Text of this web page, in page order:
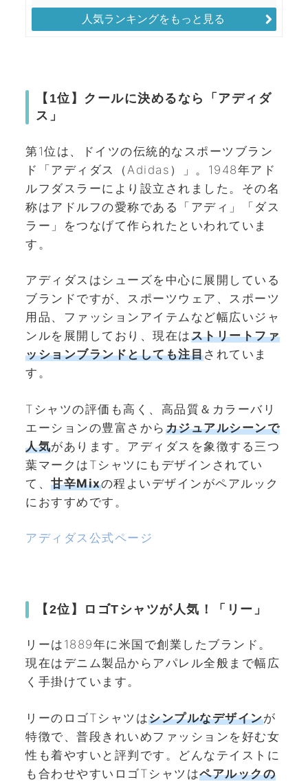
人気ランキングをもっと見る
【1位】クールに決めるなら「アディダ
ス」
第1位は、ドイツの伝統的なスポーツブラン
ド「アディダス（Adidas）」。1948年アド
ルフダスラーにより設立されました。その名
称はアドルフの愛称である「アディ」「ダス
ラー」をつなげて作られたといわれていま
す。
アディダスはシューズを中心に展開している
ブランドですが、スポーツウェア、スポーツ
用品、ファッションアイテムなど幅広いジャ
ンルを展開しており、現在はストリートファ
ッションブランドとしても注目されていま
す。
Tシャツの評価も高く、高品質＆カラーバリ
エーションの豊富さから カジュアルシーンで
人気があります。アディダスを象徴する三つ
葉マークはTシャツにもデザインされてい
て、 甘辛Mixの程よいデザインがペアルック
におすすめです。
アディダス公式ページ
【2位】ロゴTシャツが人気！「リー」
リーは1889年に米国で創業したブランド。
現在はデニム製品からアパレル全般まで幅広
く手掛けています。
リーのロゴTシャツはシンプルなデザインが
特徴で、普段きれいめファッションを好む女
性も着やすいと評判です。どんなテイストに
も合わせやすいロゴTシャツはペアルックの